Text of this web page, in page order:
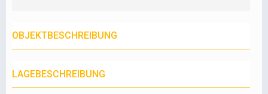
OBJEKTBESCHREIBUNG
LAGEBESCHREIBUNG